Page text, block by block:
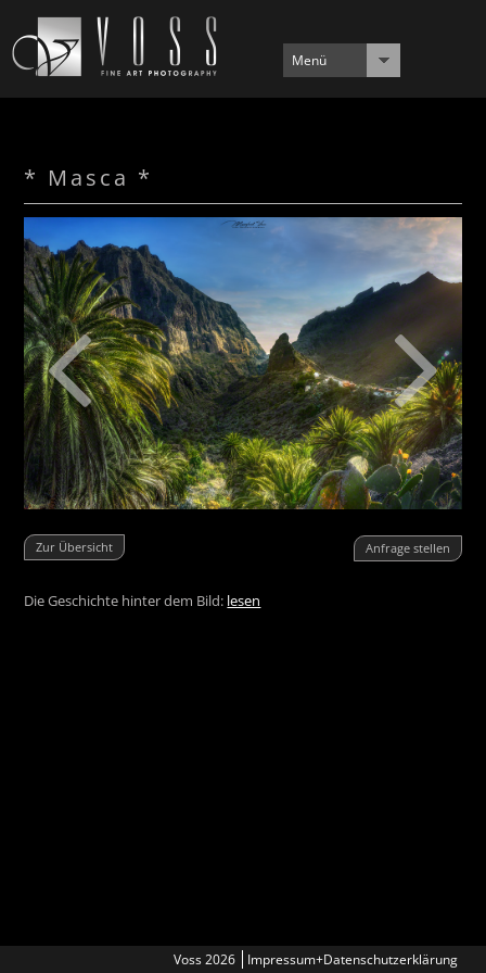
Menü
* Masca *
Zur Übersicht Anfrage stellen
Die Geschichte hinter dem Bild: lesen
Voss 2026 Impressum+Datenschutzerklärung